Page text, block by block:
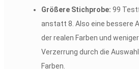
Größere Stichprobe: 99
anstatt 8. Also eine bessere
der realen Farben und weniger
Verzerrung durch die
Farben.